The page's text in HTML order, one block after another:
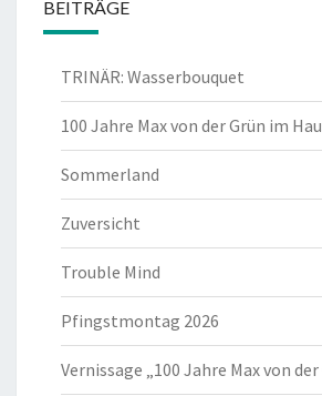
BEITRÄGE
TRINÄR: Wasserbouquet
100 Jahre Max von der Grün im
Sommerland
Zuversicht
Trouble Mind
Pfingstmontag 2026
Vernissage „100 Jahre Max von der